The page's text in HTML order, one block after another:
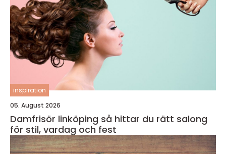
inspiration
05. August 2026
Damfrisör linköping så hittar du rätt salong
för stil, vardag och fest